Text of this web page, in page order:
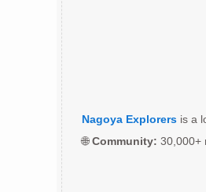
Nagoya Explorers is a
🌐Community: 30,000+